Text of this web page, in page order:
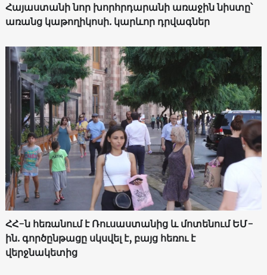
Հայաստանի նոր խորհրդարանի առաջին նիստը՝
առանց կաթողիկոսի. կարևոր դրվագներ
ՀՀ-ն հեռանում է Ռուսաստանից և մոտենում ԵՄ-
ին. գործընթացը սկսվել է, բայց հեռու է
վերջնակետից